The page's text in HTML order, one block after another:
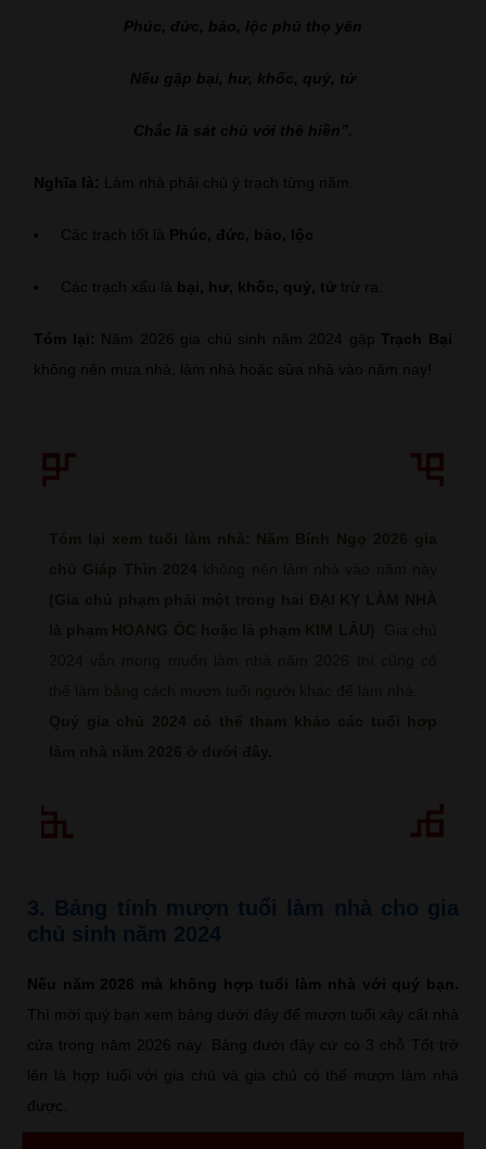
Phúc, đức, bảo, lộc phú thọ yên
Nếu gặp bại, hư, khốc, quỷ, tử
Chắc là sát chủ với thê hiền”.
Nghĩa là: Làm nhà phải chú ý trạch từng năm.
Các trạch tốt là Phúc, đức, bảo, lộc
Các trạch xấu là bại, hư, khốc, quỷ, tử trừ ra.
Tóm lại: Năm 2026 gia chủ sinh năm 2024 gặp Trạch Bại
không nên mua nhà, làm nhà hoặc sửa nhà vào năm nay!
3. Bảng tính mượn tuổi làm nhà cho gia
chủ sinh năm 2024
Nếu năm 2026 mà không hợp tuổi làm nhà với quý bạn.
Thì mời quý bạn xem bảng dưới đây để mượn tuổi xây cất nhà
cửa trong năm 2026 này. Bảng dưới đây cứ có 3 chỗ Tốt trở
lên là hợp tuổi với gia chủ và gia chủ có thể mượn làm nhà
được.